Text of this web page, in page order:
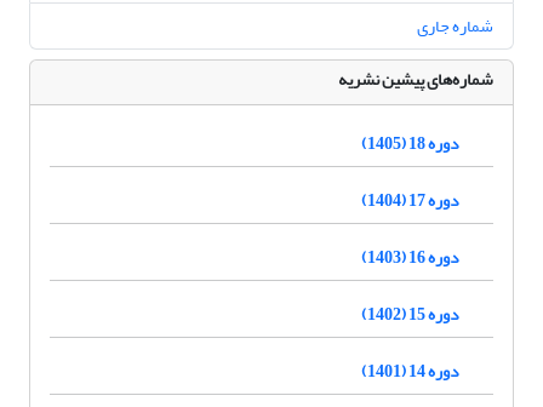
شماره جاری
شماره‌های پیشین نشریه
دوره 18 (1405)
دوره 17 (1404)
دوره 16 (1403)
دوره 15 (1402)
دوره 14 (1401)